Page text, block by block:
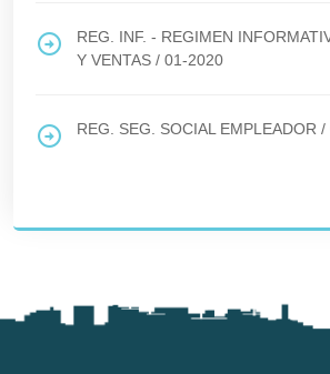
REG. INF. - REGIMEN
Y VENTAS / 01-2020
REG. SEG. SOCIAL EMPLEADOR /